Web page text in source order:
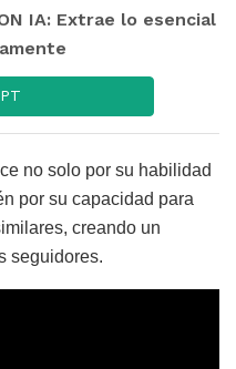
IA: Extrae lo esencial
no solo por su habilidad
por su capacidad para
creando un
seguidores.